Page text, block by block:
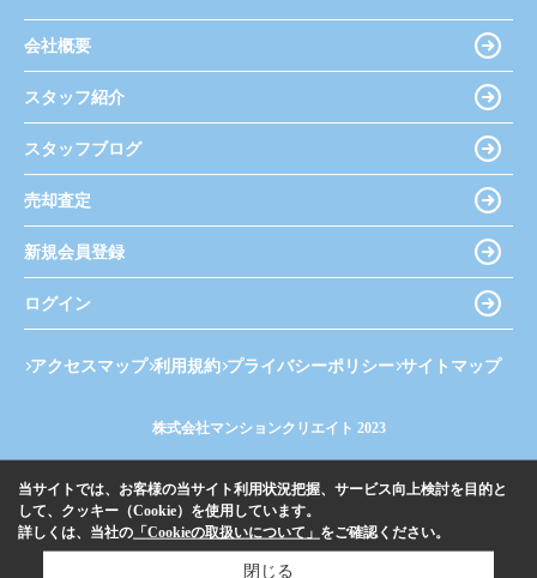
会社概要
スタッフ紹介
スタッフブログ
売却査定
新規会員登録
ログイン
アクセスマップ 利用規約 プライバシーポリシー サイトマップ
株式会社マンションクリエイト 2023
当サイトでは、お客様の当サイト利用状況把握、サービス向上検討を目的と
して、クッキー（Cookie）を使用しています。
詳しくは、当社の 「Cookieの取扱いについて」 をご確認ください。
閉じる